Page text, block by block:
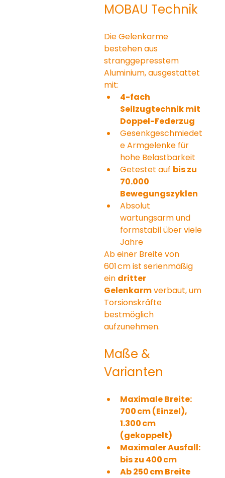
MOBAU Technik
Die Gelenkarme
bestehen aus
stranggepresstem
Aluminium, ausgestattet
mit:
4-fach
Seilzugtechnik mit
Doppel-Federzug
Gesenkgeschmiedet
e Armgelenke für
hohe Belastbarkeit
Getestet auf bis zu
70.000
Bewegungszyklen
Absolut
wartungsarm und
formstabil über viele
Jahre
Ab einer Breite von
601 cm ist serienmäßig
ein dritter
Gelenkarm verbaut, um
Torsionskräfte
bestmöglich
aufzunehmen.
Maße &
Varianten
Maximale Breite:
700 cm (Einzel),
1.300 cm
(gekoppelt)
Maximaler Ausfall:
bis zu 400 cm
Ab 250 cm Breite